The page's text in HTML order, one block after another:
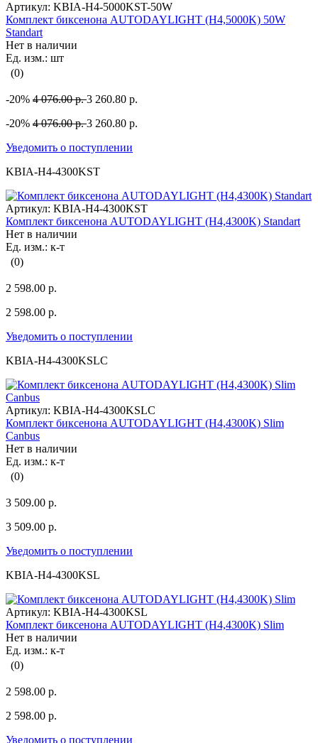
Артикул: KBIA-H4-5000KST-50W
Комплект биксенона AUTODAYLIGHT (H4,5000K) 50W
Standart
Нет в наличии
Ед. изм.: шт
(0)
-20% 4 076.00 р.3 260.80 р.
-20% 4 076.00 р.3 260.80 р.
Уведомить о поступлении
KBIA-H4-4300KST
Артикул: KBIA-H4-4300KST
Комплект биксенона AUTODAYLIGHT (H4,4300K) Standart
Нет в наличии
Ед. изм.: к-т
(0)
2 598.00 р.
2 598.00 р.
Уведомить о поступлении
KBIA-H4-4300KSLC
Артикул: KBIA-H4-4300KSLC
Комплект биксенона AUTODAYLIGHT (H4,4300K) Slim
Canbus
Нет в наличии
Ед. изм.: к-т
(0)
3 509.00 р.
3 509.00 р.
Уведомить о поступлении
KBIA-H4-4300KSL
Артикул: KBIA-H4-4300KSL
Комплект биксенона AUTODAYLIGHT (H4,4300K) Slim
Нет в наличии
Ед. изм.: к-т
(0)
2 598.00 р.
2 598.00 р.
Уведомить о поступлении